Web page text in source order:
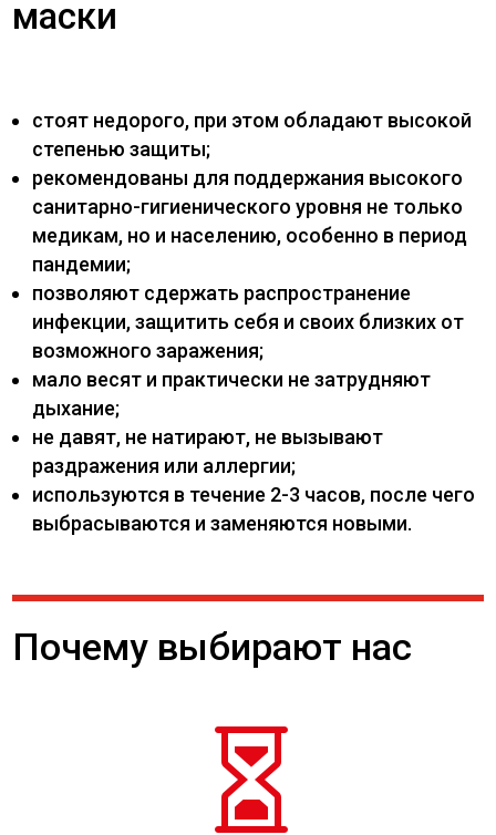
маски
стоят недорого, при этом обладают высокой
степенью защиты;
рекомендованы для поддержания высокого
санитарно-гигиенического уровня не только
медикам, но и населению, особенно в период
пандемии;
позволяют сдержать распространение
инфекции, защитить себя и своих близких от
возможного заражения;
мало весят и практически не затрудняют
дыхание;
не давят, не натирают, не вызывают
раздражения или аллергии;
используются в течение 2-3 часов, после чего
выбрасываются и заменяются новыми.
Почему выбирают нас
